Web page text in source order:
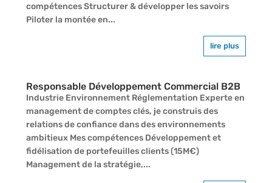
compétences Structurer & développer les savoirs
Piloter la montée en...
lire plus
Responsable Développement Commercial B2B
Industrie Environnement Réglementation Experte en
management de comptes clés, je construis des
relations de confiance dans des environnements
ambitieux Mes compétences Développement et
fidélisation de portefeuilles clients (15M€)
Management de la stratégie,...